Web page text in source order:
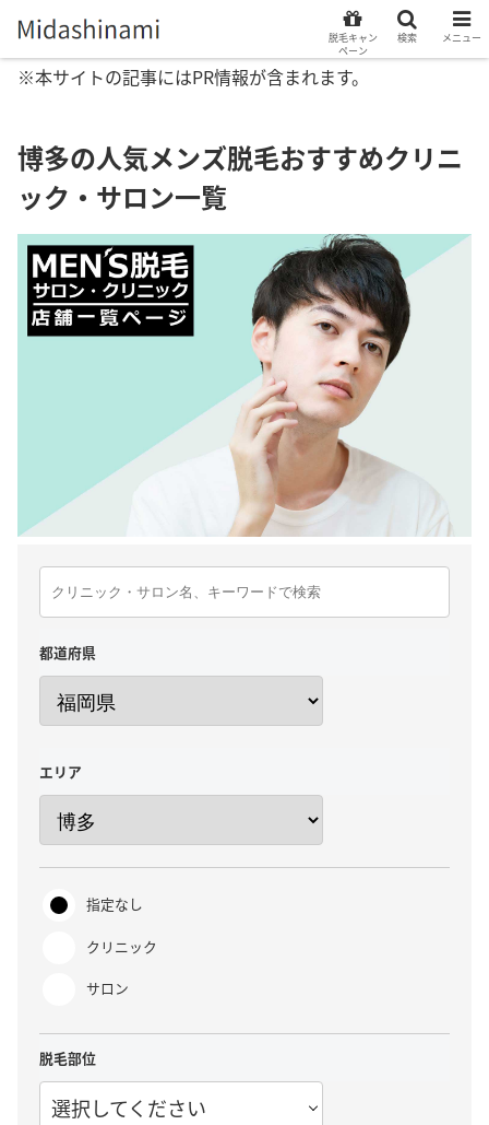
※本サイトの記事にはPR情報が含まれます。
博多の人気メンズ脱毛おすすめクリニ
ック・サロン一覧
都道府県
エリア
指定なし
クリニック
サロン
脱毛部位
選択してください
脱毛キャン
ペーン
検索 メニュー